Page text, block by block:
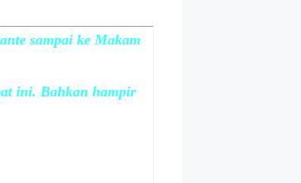
sampai ke Makam
ini. Bahkan hampir